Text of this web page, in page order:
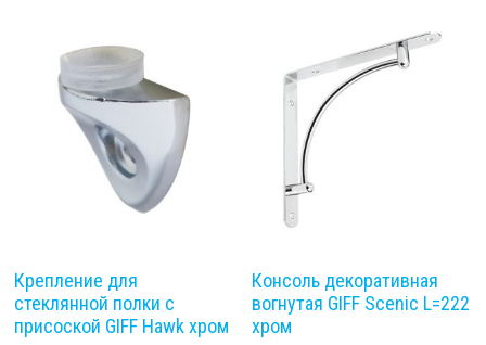
Крепление для
стеклянной полки с
присоской GIFF Hawk хром
Консоль декоративная
вогнутая GIFF Scenic L=222
хром